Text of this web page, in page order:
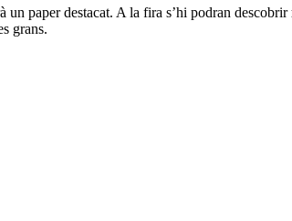
un paper destacat. A la fira s’hi podran descobrir
grans.